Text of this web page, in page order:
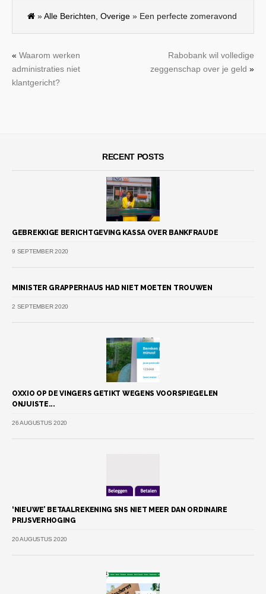
»Alle Berichten, Overige » Een perfecte zomeravond
« Waarom werken
administraties niet
klantgericht?
Rabobank wil volledige
zeggenschap over je geld »
RECENT POSTS
GEBREKKIGE BERICHTGEVING KASSA OVER BANKFRAUDE
9 SEPTEMBER 2020
MINISTER GRAPPERHAUS HAD NIET MOETEN TROUWEN
2 SEPTEMBER 2020
OXXIO OP DE VINGERS GETIKT WEGENS VOORSPIEGELEN
ONJUISTE...
26 AUGUSTUS 2020
‘NIEUWE’ BETAALREKENING SNS NIET MEER DAN ORDINAIRE
PRIJSVERHOGING
20 AUGUSTUS 2020